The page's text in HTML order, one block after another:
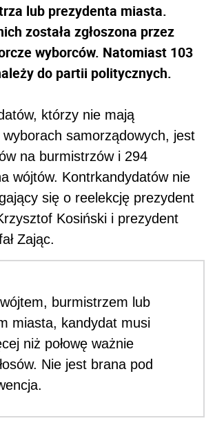
lub prezydenta miasta.
została zgłoszona przez
wyborców. Natomiast 103
do partii politycznych.
którzy nie mają
wyborach samorządowych, jest
na burmistrzów i 294
wójtów. Kontrkandydatów nie
się o reelekcję prezydent
Kosiński i prezydent
Zając.
burmistrzem lub
miasta, kandydat musi
niż połowę ważnie
Nie jest brana pod